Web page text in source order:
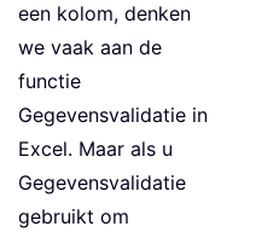
een kolom, denken
we vaak aan de
functie
Gegevensvalidatie in
Excel. Maar als u
Gegevensvalidatie
gebruikt om